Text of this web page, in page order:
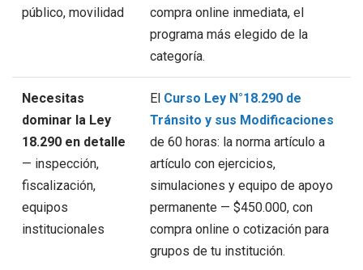
público, movilidad
compra online inmediata, el
programa más elegido de la
categoría.
Necesitas
dominar la Ley
18.290 en detalle
— inspección,
fiscalización,
equipos
institucionales
El Curso Ley N°18.290 de
Tránsito y sus Modificaciones
de 60 horas: la norma artículo a
artículo con ejercicios,
simulaciones y equipo de apoyo
permanente — $450.000, con
compra online o cotización para
grupos de tu institución.